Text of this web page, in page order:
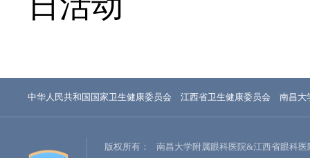
中华人民共和国国家卫生健康委员会 江西省卫生健康委员会 南昌大
版权所有：
南昌大学附属眼科医院&江西省眼科医